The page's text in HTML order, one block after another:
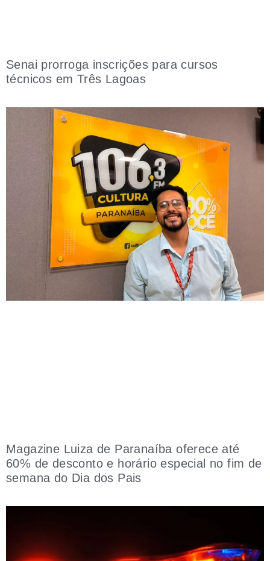
Senai prorroga inscrições para cursos
técnicos em Três Lagoas
Magazine Luiza de Paranaíba oferece até
60% de desconto e horário especial no fim de
semana do Dia dos Pais